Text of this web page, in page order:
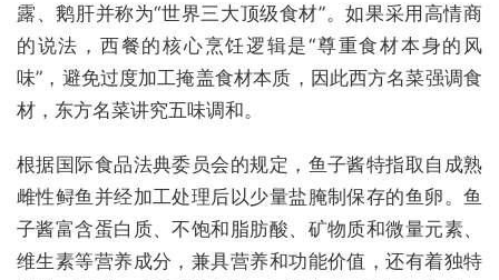
露、鹅肝并称为“世界三大顶级食材”。如果采用高情商
的说法，西餐的核心烹饪逻辑是“尊重食材本身的风
味”，避免过度加工掩盖食材本质，因此西方名菜强调食
材，东方名菜讲究五味调和。
根据国际食品法典委员会的规定，鱼子酱特指取自成熟
雌性鲟鱼并经加工处理后以少量盐腌制保存的鱼卵。鱼
子酱富含蛋白质、不饱和脂肪酸、矿物质和微量元素、
维生素等营养成分，兼具营养和功能价值，还有着独特